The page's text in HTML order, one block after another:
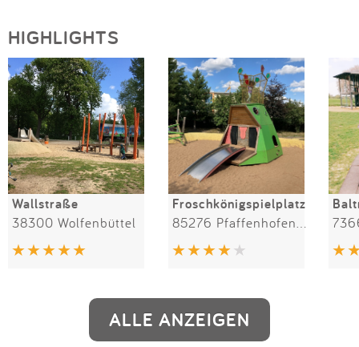
HIGHLIGHTS
Wallstraße
38300 Wolfenbüttel
Froschkönigspielplatz
ALLE ANZEIGEN